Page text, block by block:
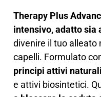
Therapy Plus
intensivo, adatto sia
divenire il tuo alleato
capelli. Formulato
principi attivi naturali
e attivi biosintetici.